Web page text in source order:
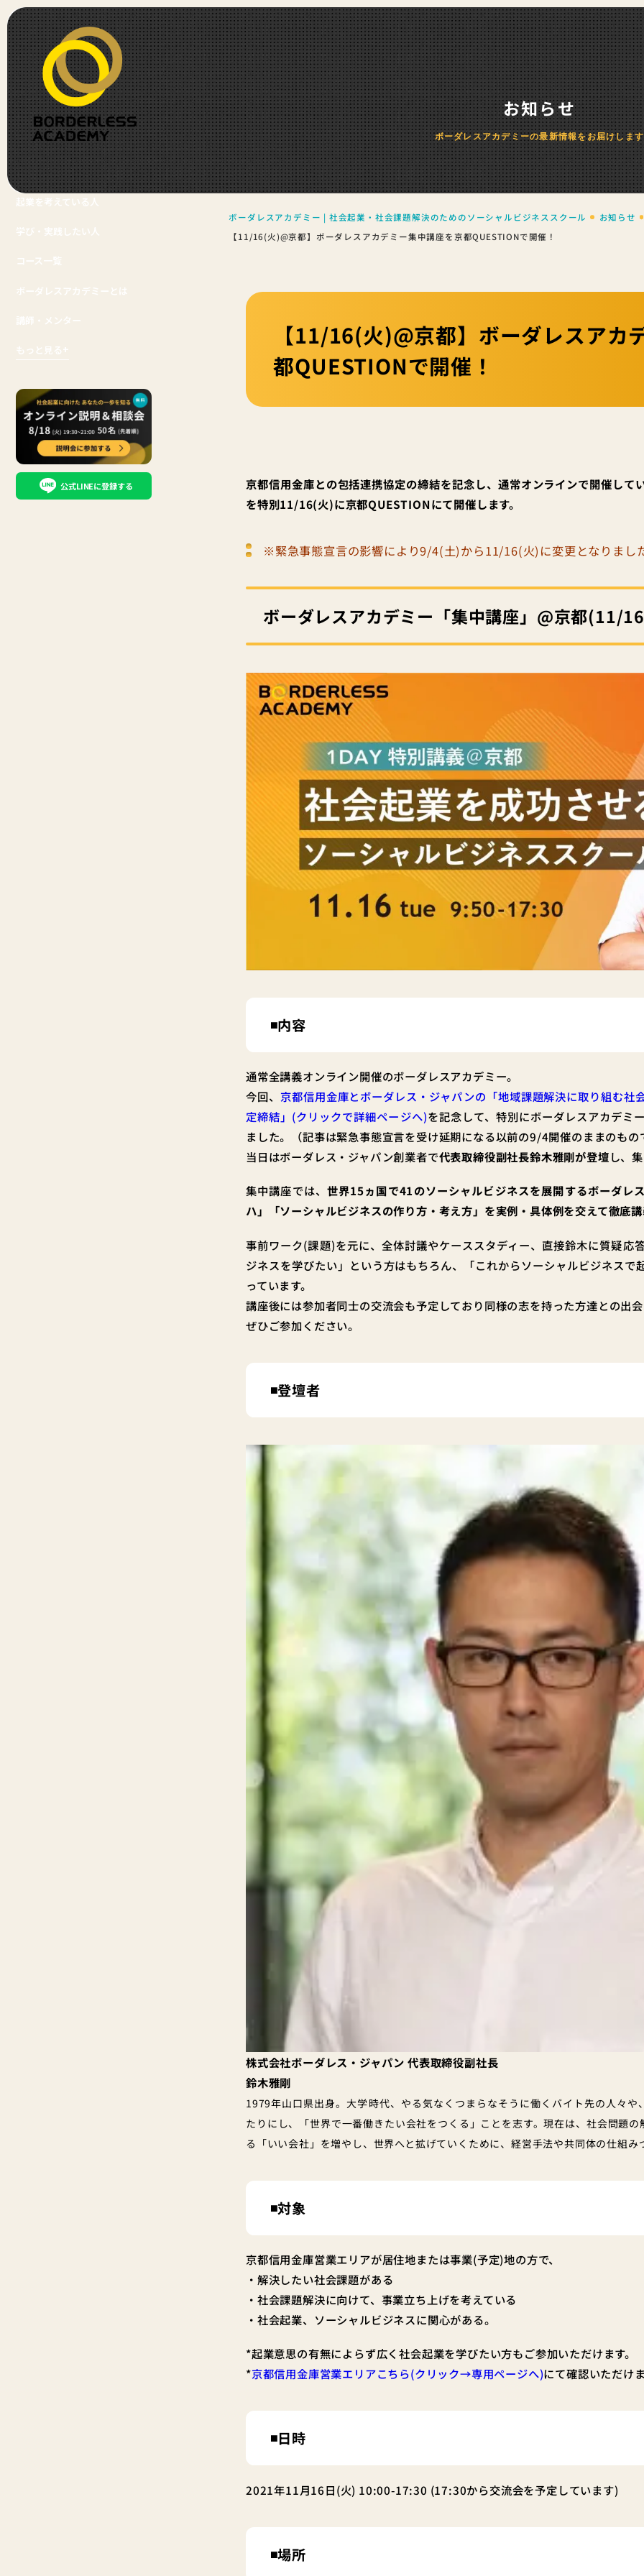
起業を考えている人
学び・実践したい人
コース一覧
ボーダレスアカデミーとは
講師・メンター
もっと見る+
公式LINEに登録する
お知らせ
ボーダレスアカデミーの最新情報をお届けします
ボーダレスアカデミー | 社会起業・社会課題解決のためのソーシャルビジネススクール
お知らせ
【11/16(火)@京都】ボーダレスアカデミー集中講座を京都QUESTIONで開催！
【11/16(火)@京都】ボーダレスアカ
都QUESTIONで開催！
京都信用金庫との包括連携協定の締結を記念し、通常オンラインで開催して
を特別11/16(火)に京都QUESTIONにて開催します。
※緊急事態宣言の影響により9/4(土)から11/16(火)に変更となりまし
ボーダレスアカデミー「集中講座」@京都(11/
◾️内容
通常全講義オンライン開催のボーダレスアカデミー。
今回、 京都信用金庫とボーダレス・ジャパンの「地域課題解決に取り組む社
定締結」(クリックで詳細ページへ)を記念して、特別にボーダレスアカデミ
ました。（記事は緊急事態宣言を受け延期になる以前の9/4開催のままのもの
当日はボーダレス・ジャパン創業者で代表取締役副社長鈴木雅剛が登壇し、
集中講座では、世界15ヵ国で41のソーシャルビジネスを展開するボーダレ
ハ」「ソーシャルビジネスの作り方・考え方」を実例・具体例を交えて徹底
事前ワーク(課題)を元に、全体討議やケーススタディー、直接鈴木に質疑応
ジネスを学びたい」という方はもちろん、「これからソーシャルビジネスで
っています。
講座後には参加者同士の交流会も予定しており同様の志を持った方達との出
ぜひご参加ください。
◾️登壇者
株式会社ボーダレス・ジャパン 代表取締役副社長
鈴木雅剛
1979年山口県出身。大学時代、やる気なくつまらなそうに働くバイト先の人々
たりにし、「世界で一番働きたい会社をつくる」ことを志す。現在は、社会問題
る「いい会社」を増やし、世界へと拡げていくために、経営手法や共同体の仕組み
◾️対象
京都信用金庫営業エリアが居住地または事業(予定)地の方で、
・解決したい社会課題がある
・社会課題解決に向けて、事業立ち上げを考えている
・社会起業、ソーシャルビジネスに関心がある。
*起業意思の有無によらず広く社会起業を学びたい方もご参加いただけます。
*京都信用金庫営業エリアこちら(クリック→専用ページへ)にて確認いただけ
◾️日時
2021年11月16日(火) 10:00-17:30 (17:30から交流会を予定しています)
◾️場所